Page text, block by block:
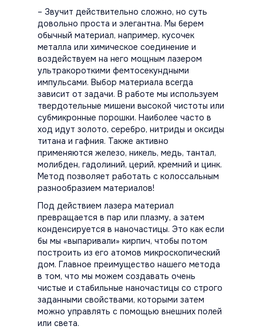
– Звучит действительно сложно, но суть
довольно проста и элегантна. Мы берем
обычный материал, например, кусочек
металла или химическое соединение и
воздействуем на него мощным лазером
ультракороткими фемтосекундными
импульсами. Выбор материала всегда
зависит от задачи. В работе мы используем
твердотельные мишени высокой чистоты или
субмикронные порошки. Наиболее часто в
ход идут золото, серебро, нитриды и оксиды
титана и гафния. Также активно
применяются железо, никель, медь, тантал,
молибден, гадолиний, церий, кремний и цинк.
Метод позволяет работать с колоссальным
разнообразием материалов!
Под действием лазера материал
превращается в пар или плазму, а затем
конденсируется в наночастицы. Это как если
бы мы «выпаривали» кирпич, чтобы потом
построить из его атомов микроскопический
дом. Главное преимущество нашего метода
в том, что мы можем создавать очень
чистые и стабильные наночастицы со строго
заданными свойствами, которыми затем
можно управлять с помощью внешних полей
или света.